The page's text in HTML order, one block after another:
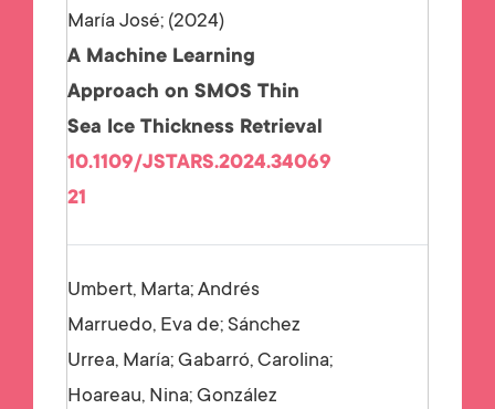
María José; 2024
A Machine Learning
Approach on SMOS Thin
Sea Ice Thickness Retrieval
10.1109/JSTARS.2024.34069
21
Umbert, Marta; Andrés
Marruedo, Eva de; Sánchez
Urrea, María; Gabarró, Carolina;
Hoareau, Nina; González